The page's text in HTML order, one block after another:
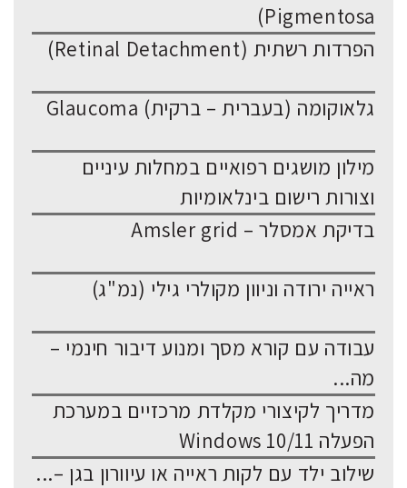
Pigmentosa)
הפרדות רשתית (Retinal Detachment)
גלאוקומה (בעברית – ברקית) Glaucoma
מילון מושגים רפואיים במחלות עיניים
וצורות רישום בינלאומיות
בדיקת אמסלר – Amsler grid
ראייה ירודה וניוון מקולרי גילי (נמ"ג)
עבודה עם קורא מסך ומנוע דיבור חינמי –
מה...
מדריך לקיצורי מקלדת מרכזיים במערכת
הפעלה Windows 10/11
שילוב ילד עם לקות ראייה או עיוורון בגן –...